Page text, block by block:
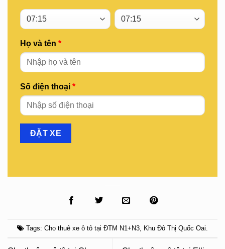
Họ và tên *
Số điện thoại *
Tags: Cho thuê xe ô tô tại ĐTM N1+N3 Khu Đô Thị Quốc Oai